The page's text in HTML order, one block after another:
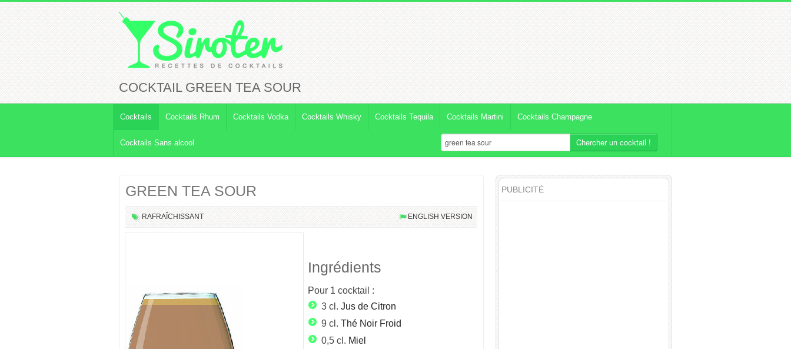
COCKTAIL GREEN TEA SOUR
Cocktails Cocktails Rhum Cocktails Vodka Cocktails Whisky Cocktails Tequila Cocktails Martini Cocktails Champagne
Cocktails Sans alcool Chercher un cocktail !
GREEN TEA SOUR
RAFRAÎCHISSANT ENGLISH VERSION
Ingrédients
Pour 1 cocktail :
3 cl. Jus de Citron
9 cl. Thé Noir Froid
0,5 cl. Miel
PUBLICITÉ